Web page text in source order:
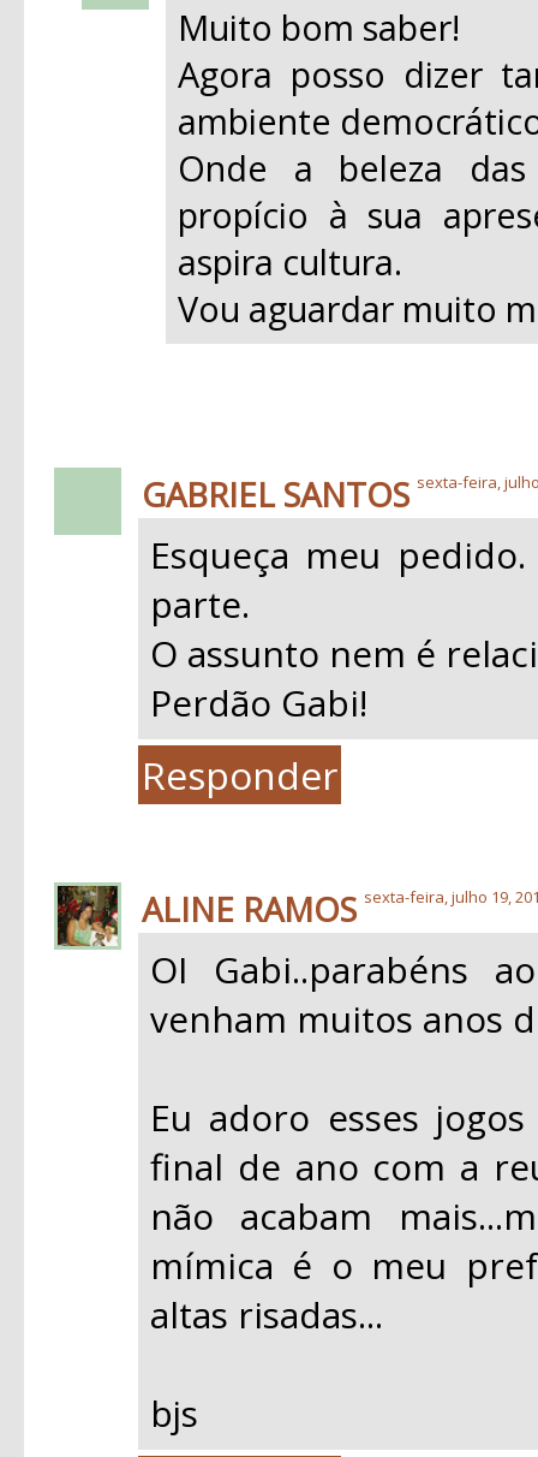
Muito bom saber!
Agora posso dizer
ambiente
Onde a beleza
propício à sua
aspira cultura.
Vou aguardar muito
GABRIEL SANTOS sexta-feira,
Esqueça meu
parte.
O assunto nem é
Perdão Gabi!
Responder
ALINE RAMOS sexta-feira, julho 19,
OI Gabi..parabéns
venham muitos anos
Eu adoro esses
final de ano com a
não acabam
mímica é o meu
altas risadas...
bjs